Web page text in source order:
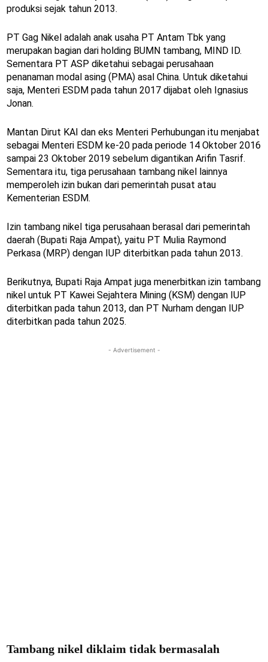
produksi sejak tahun 2013.
PT Gag Nikel adalah anak usaha PT Antam Tbk yang
merupakan bagian dari holding BUMN tambang, MIND ID.
Sementara PT ASP diketahui sebagai perusahaan
penanaman modal asing (PMA) asal China. Untuk diketahui
saja, Menteri ESDM pada tahun 2017 dijabat oleh Ignasius
Jonan.
Mantan Dirut KAI dan eks Menteri Perhubungan itu menjabat
sebagai Menteri ESDM ke-20 pada periode 14 Oktober 2016
sampai 23 Oktober 2019 sebelum digantikan Arifin Tasrif.
Sementara itu, tiga perusahaan tambang nikel lainnya
memperoleh izin bukan dari pemerintah pusat atau
Kementerian ESDM.
Izin tambang nikel tiga perusahaan berasal dari pemerintah
daerah (Bupati Raja Ampat), yaitu PT Mulia Raymond
Perkasa (MRP) dengan IUP diterbitkan pada tahun 2013.
Berikutnya, Bupati Raja Ampat juga menerbitkan izin tambang
nikel untuk PT Kawei Sejahtera Mining (KSM) dengan IUP
diterbitkan pada tahun 2013, dan PT Nurham dengan IUP
diterbitkan pada tahun 2025.
- Advertisement -
Tambang nikel diklaim tidak bermasalah